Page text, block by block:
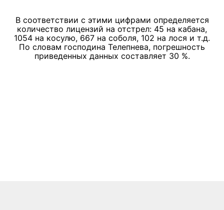
В соответствии с этими цифрами определяется
количество лицензий на отстрел: 45 на кабана,
1054 на косулю, 667 на соболя, 102 на лося и т.д.
По словам господина Телепнева, погрешность
приведенных данных составляет 30 %.